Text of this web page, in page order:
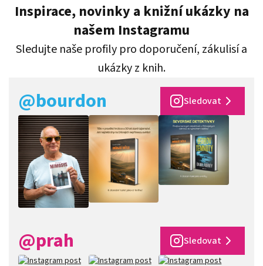
Inspirace, novinky a knižní ukázky na
našem Instagramu
Sledujte naše profily pro doporučení, zákulisí a
ukázky z knih.
@bourdon Sledovat
@prah Sledovat